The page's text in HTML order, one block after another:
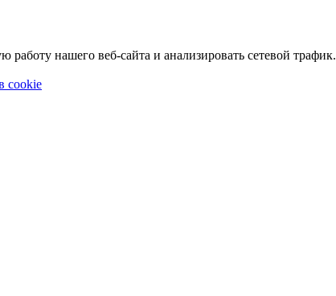
нашего веб-сайта и анализировать сетевой трафик.
cookie